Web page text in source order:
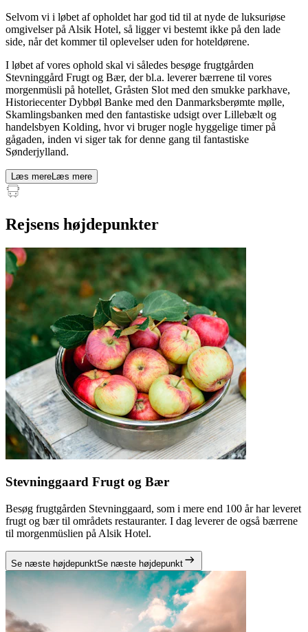
Selvom vi i løbet af opholdet har god tid til at nyde de luksuriøse
omgivelser på Alsik Hotel, så ligger vi bestemt ikke på den lade
side, når det kommer til oplevelser uden for hoteldørene.
I løbet af vores ophold skal vi således besøge frugtgården
Stevninggård Frugt og Bær, der bl.a. leverer bærrene til vores
morgenmüsli på hotellet, Gråsten Slot med den smukke parkhave,
Historiecenter Dybbøl Banke med den Danmarksberømte mølle,
Skamlingsbanken med den fantastiske udsigt over Lillebælt og
handelsbyen Kolding, hvor vi bruger nogle hyggelige timer på
gågaden, inden vi siger tak for denne gang til fantastiske
Sønderjylland.
Læs mereLæs mere
Rejsens højdepunkter
Stevninggaard Frugt og Bær
Besøg frugtgården Stevninggaard, som i mere end 100 år har leveret
frugt og bær til områdets restauranter. I dag leverer de også bærrene
til morgenmüslien på Alsik Hotel.
Se næste højdepunktSe næste højdepunkt